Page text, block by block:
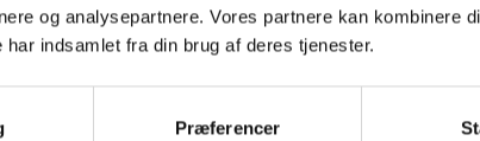
og analysepartnere. Vores partnere kan kombinere
har indsamlet fra din brug af deres tjenester.
Præferencer